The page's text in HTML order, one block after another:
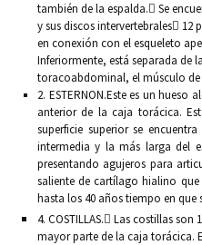
también de la espalda. Se
y sus discos intervertebrales 12
en conexión con el esqueleto
Inferiormente, está separada de
toracoabdominal, el músculo de
2. ESTERNON.Este es un
anterior de la caja torácica.
superficie superior se
intermedia y la más larga del
presentando agujeros para
saliente de cartílago hialino
hasta los 40 años tiempo en
4. COSTILLAS. Las costillas
mayor parte de la caja torácica.